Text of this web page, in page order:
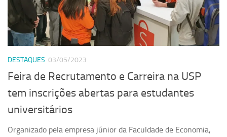
DESTAQUES 03/05/2023
Feira de Recrutamento e Carreira na USP
tem inscrições abertas para estudantes
universitários
Organizado pela empresa júnior da Faculdade de Economia,